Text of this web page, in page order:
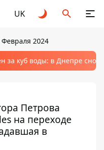
UK
Февраля 2024
за куб воды: в Днепре
Петрова
на переходе
в